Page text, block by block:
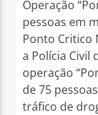
Operação
pessoas em
Ponto Critico
a Polícia Civil
operação
de 75
tráfico de